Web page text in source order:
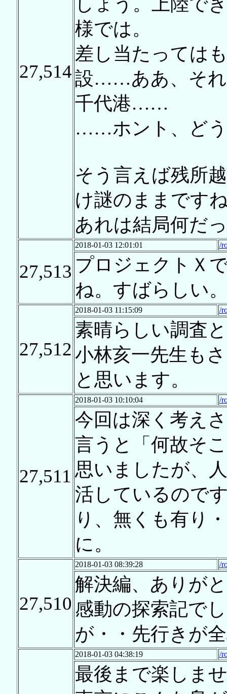
27,514
様では。
差し当たっては
設……ああ、それ
千代港……
……ホント、ど
そう言えば残所
け謎のままです
あれは結局何だ
27,513
2018-01-03 12:01:01 /
プロジェクトＸ
ね。すばらしい
27,512
2018-01-03 11:15:09 /
素晴らしい調査
小林亥一先生も
と思います。
27,511
2018-01-03 10:10:04 /
今回は深く考え
言うと「何故そ
思いましたが、
活しているので
り、無くも有り
に。
27,510
2018-01-03 08:39:28 /
解決編、ありが
感動の探索記で
が・・先行きが
2018-01-03 04:38:19 /
最後まで楽しま